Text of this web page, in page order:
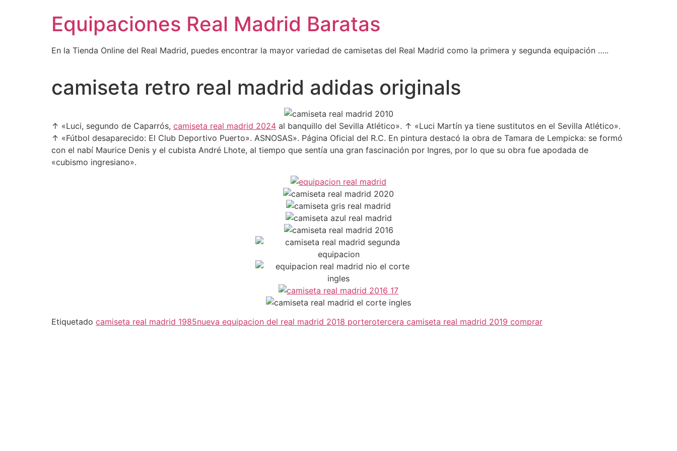
Equipaciones Real Madrid Baratas
En la Tienda Online del Real Madrid, puedes encontrar la mayor variedad de camisetas del Real Madrid como la primera y segunda equipación …..
camiseta retro real madrid adidas originals
↑ «Luci, segundo de Caparrós, camiseta real madrid 2024 al banquillo del Sevilla Atlético». ↑ «Luci Martín ya tiene sustitutos en el Sevilla Atlético».
↑ «Fútbol desaparecido: El Club Deportivo Puerto». ASNOSAS». Página Oficial del R.C. En pintura destacó la obra de Tamara de Lempicka: se formó
con el nabí Maurice Denis y el cubista André Lhote, al tiempo que sentía una gran fascinación por Ingres, por lo que su obra fue apodada de
«cubismo ingresiano».
Etiquetado camiseta real madrid 1985nueva equipacion del real madrid 2018 porterotercera camiseta real madrid 2019 comprar